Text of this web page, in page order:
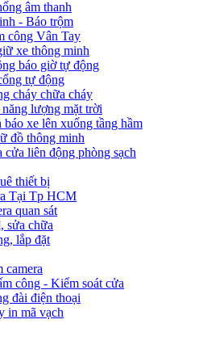
âm thanh
- Báo trộm
công Vân Tay
xe thông minh
báo giờ tự động
tự động
cháy chữa cháy
lượng mặt trời
báo xe lên xuống tầng hầm
đồ thông minh
cửa liên động phòng sạch
thiết bị
Tại Tp HCM
quan sát
sửa chữa
lắp đặt
camera
công - Kiểm soát cửa
đài điện thoại
in mã vạch